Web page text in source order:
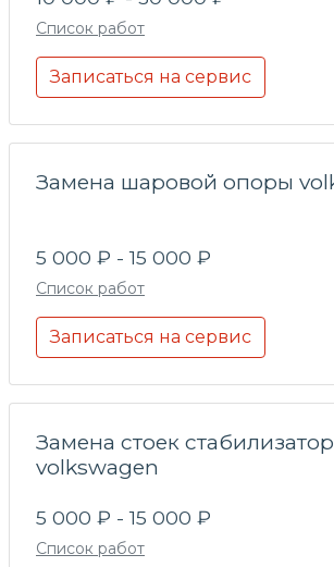
Список работ
Записаться на сервис
Замена шаровой опоры
5 000 ₽ - 15 000 ₽
Список работ
Записаться на сервис
Замена стоек
volkswagen
5 000 ₽ - 15 000 ₽
Список работ